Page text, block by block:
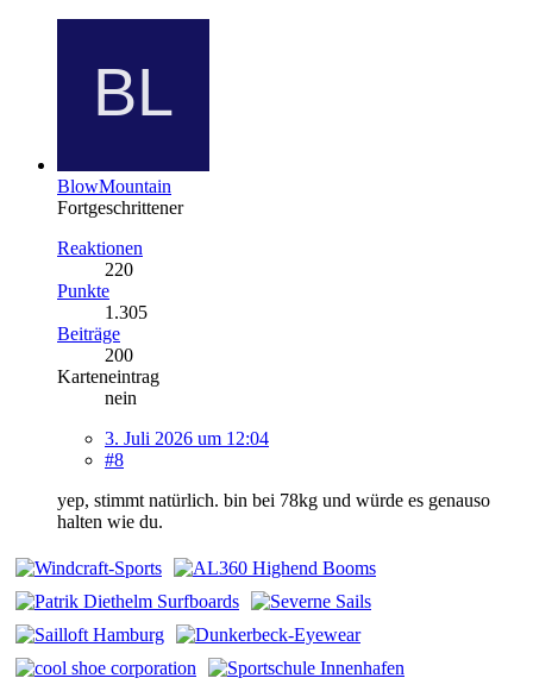
BlowMountain
Fortgeschrittener
Reaktionen
220
Punkte
1.305
Beiträge
200
Karteneintrag
nein
3. Juli 2026 um 12:04
#8
yep, stimmt natürlich. bin bei 78kg und würde es genauso
halten wie du.